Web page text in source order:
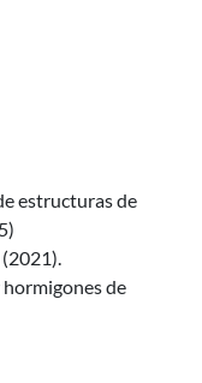
estructuras de
de